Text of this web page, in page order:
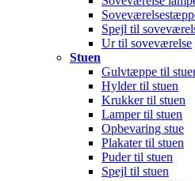
Spejl til
Ur til soveværelse
Stuen
Gulvtæppe til
Hylder til stuen
Krukker til stuen
Lamper til stuen
Opbevaring stue
Plakater til stuen
Puder til stuen
Spejl til stuen